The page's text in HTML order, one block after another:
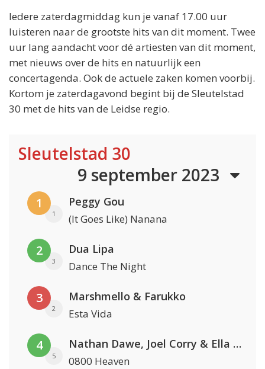
Iedere zaterdagmiddag kun je vanaf 17.00 uur
luisteren naar de grootste hits van dit moment. Twee
uur lang aandacht voor dé artiesten van dit moment,
met nieuws over de hits en natuurlijk een
concertagenda. Ook de actuele zaken komen voorbij.
Kortom je zaterdagavond begint bij de Sleutelstad
30 met de hits van de Leidse regio.
Sleutelstad 30
9 september 2023
1
1
Peggy Gou
(It Goes Like) Nanana
2
3
Dua Lipa
Dance The Night
3
2
Marshmello & Farukko
Esta Vida
4
5
Nathan Dawe, Joel Corry & Ella Henderson
0800 Heaven